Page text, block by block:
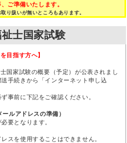
ご準備いたします。
り扱いが無いところもあります。
士国家試験
目指す方へ】
国家試験の概要（予定）が公表されまし
手続きから「インターネット申し込
事前に下記をご確認ください。
ルアドレスの準備）
要となります。
スを使用することはできません。